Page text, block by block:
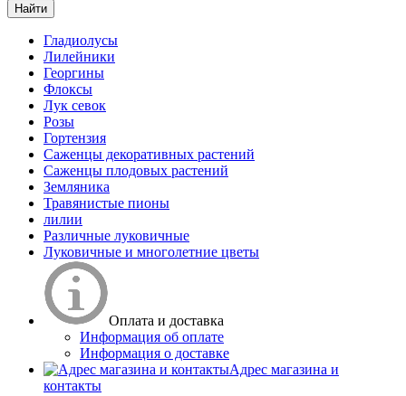
Гладиолусы
Лилейники
Георгины
Флоксы
Лук севок
Розы
Гортензия
Саженцы декоративных растений
Саженцы плодовых растений
Земляника
Травянистые пионы
лилии
Различные луковичные
Луковичные и многолетние цветы
Оплата и доставка
Информация об оплате
Информация о доставке
Адрес магазина и
контакты